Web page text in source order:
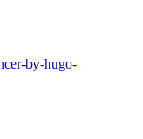
by-hugo-